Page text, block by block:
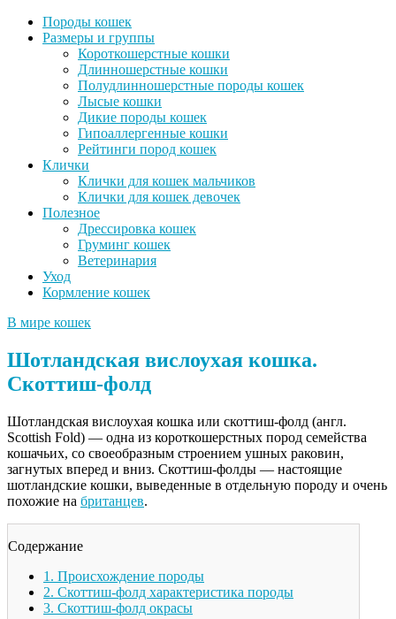
Породы кошек
Размеры и группы
Короткошерстные кошки
Длинношерстные кошки
Полудлинношерстные породы кошек
Лысые кошки
Дикие породы кошек
Гипоаллергенные кошки
Рейтинги пород кошек
Клички
Клички для кошек мальчиков
Клички для кошек девочек
Полезное
Дрессировка кошек
Груминг кошек
Ветеринария
Уход
Кормление кошек
В мире кошек
Шотландская вислоухая кошка.
Скоттиш-фолд
Шотландская вислоухая кошка или скоттиш-фолд (англ.
Scottish Fold) — одна из короткошерстных пород семейства
кошачьих, со своеобразным строением ушных раковин,
загнутых вперед и вниз. Скоттиш-фолды — настоящие
шотландские кошки, выведенные в отдельную породу и очень
похожие на британцев.
Содержание
1. Происхождение породы
2. Скоттиш-фолд характеристика породы
3. Скоттиш-фолд окрасы